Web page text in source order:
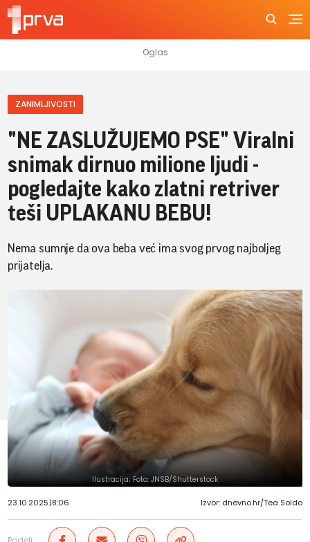
ZANIMLJIVOSTI
"NE ZASLUŽUJEMO PSE" Viralni
snimak dirnuo milione ljudi -
pogledajte kako zlatni retriver
teši UPLAKANU BEBU!
Nema sumnje da ova beba već ima svog prvog najboljeg
prijatelja.
Ilustracija; Foto: JNSB/Shutterstock
23.10.2025.|8:06 Izvor: dnevno.hr/Tea Soldo